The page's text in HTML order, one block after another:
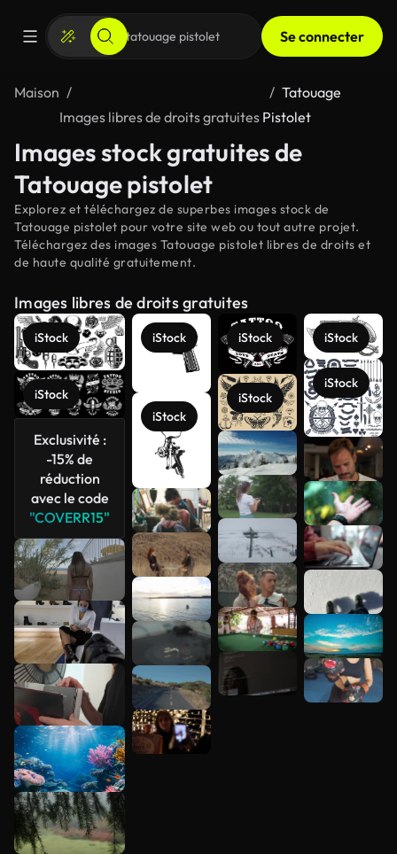
Se connecter
Maison
Images libres de droits gratuites
Tatouage
Pistolet
Images stock gratuites de
Tatouage pistolet
Explorez et téléchargez de superbes images stock de
Tatouage pistolet pour votre site web ou tout autre projet.
Téléchargez des images Tatouage pistolet libres de droits et
de haute qualité gratuitement.
Images libres de droits gratuites
iStock
iStock
Exclusivité :
-15% de
réduction
avec le code
"COVERR15"
iStock
iStock
iStock
iStock
iStock
iStock
Voir plus